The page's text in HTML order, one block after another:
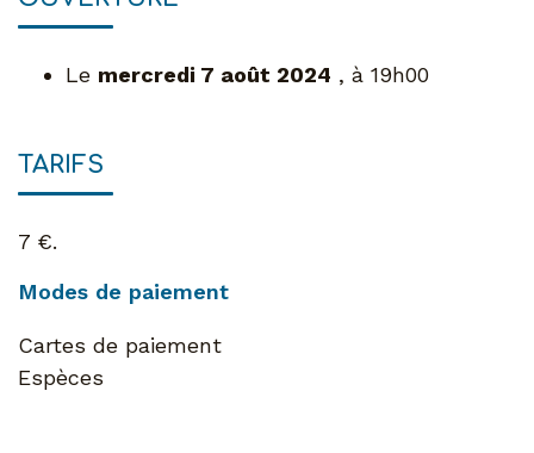
Le mercredi 7 août 2024 , à 19h00
TARIFS
7 €.
Modes de paiement
Cartes de paiement
Espèces